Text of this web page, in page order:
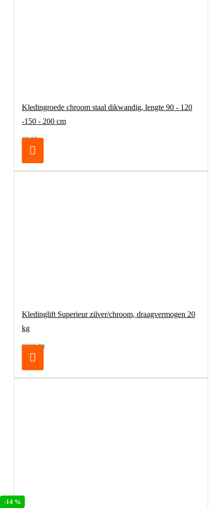
Kledingroede chroom staal dikwandig, lengte 90 - 120
-150 - 200 cm
€8,25
Kledinglift Superieur zilver/chroom, draagvermogen 20
kg
€169,00
-14 %